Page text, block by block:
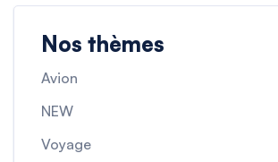
Nos thèmes
Avion
NEW
Voyage